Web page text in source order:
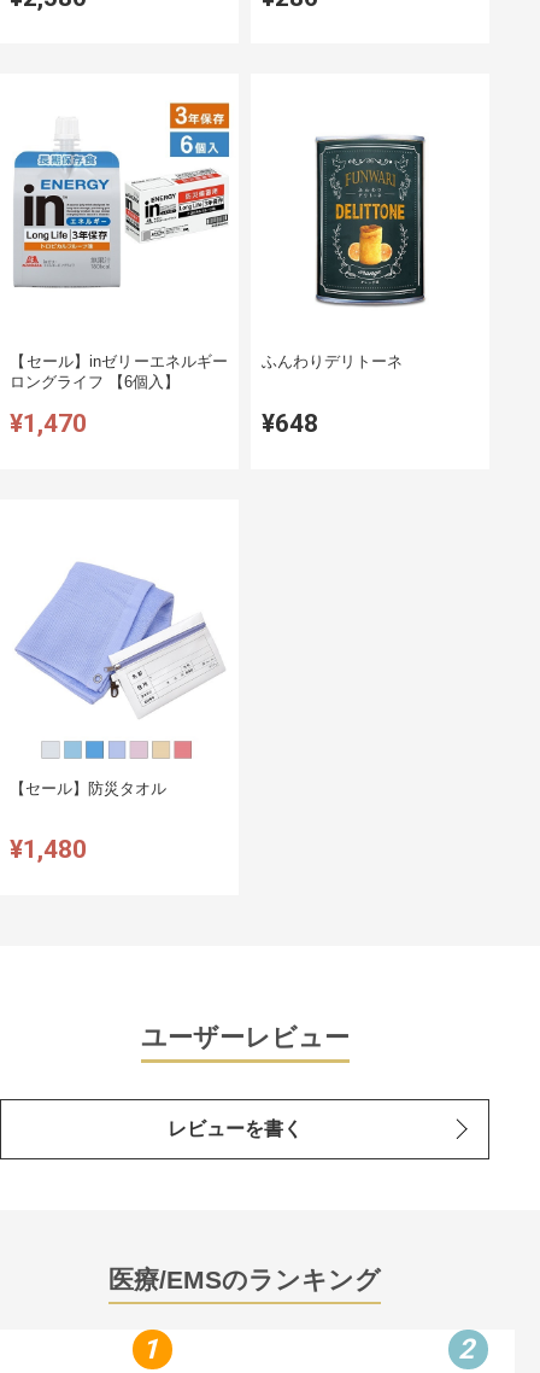
【セール】inゼリーエネルギー
ロングライフ 【6個入】
¥1,470
ふんわりデリトーネ
¥648
【セール】防災タオル
¥1,480
ユーザーレビュー
レビューを書く
医療/EMSのランキング
1 2